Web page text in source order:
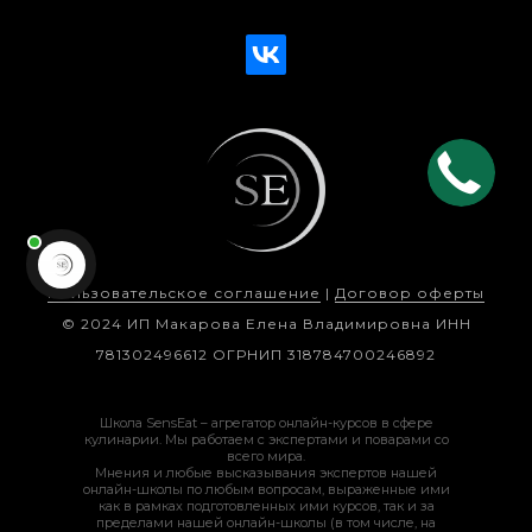
Пользовательское соглашение | Договор оферты
© 2024 ИП Макарова Елена Владимировна ИНН
781302496612 ОГРНИП 318784700246892
Школа SensEat – агрегатор онлайн-курсов в сфере
кулинарии. Мы работаем с экспертами и поварами со
всего мира.
Мнения и любые высказывания экспертов нашей
онлайн-школы по любым вопросам, выраженные ими
как в рамках подготовленных ими курсов, так и за
пределами нашей онлайн-школы (в том числе, на